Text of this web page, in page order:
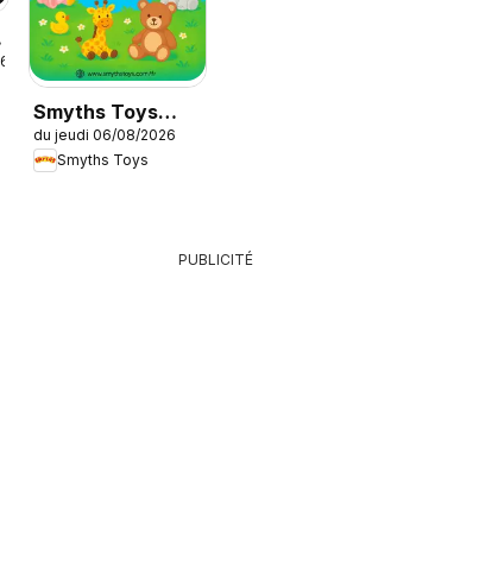
Smyths Toys
catalogue
du jeudi 06/08/2026
Smyths Toys
PUBLICITÉ